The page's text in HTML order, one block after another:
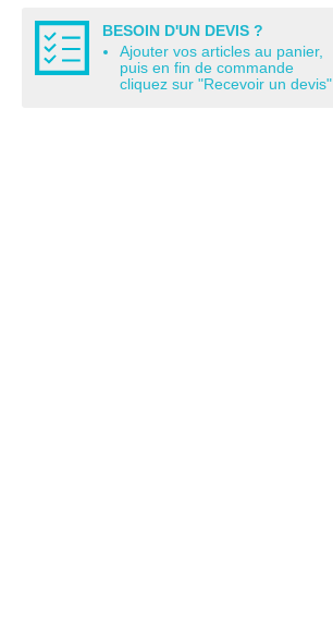
BESOIN D'UN DEVIS ?
Ajouter vos articles au panier,
puis en fin de commande
cliquez sur "Recevoir un devis"